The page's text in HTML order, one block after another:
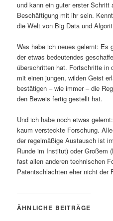
und kann ein guter erster Schritt
Beschäftigung mit ihr sein.
die Welt von Big Data und
Was habe ich neues gelernt: Es
der etwas bedeutendes
überschritten hat. Fortschritte in
mit einen jungen, wilden Geist
bestätigen – wie immer – die
den Beweis fertig gestellt hat.
Und ich habe noch etwas
kaum versteckte Forschung.
der regelmäßige Austausch ist
Runde im Institut) oder Großem
fast allen anderen technischen
Patentschlachten eher nicht der
ÄHNLICHE BEITRÄGE